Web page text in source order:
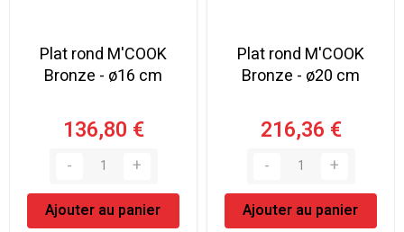
Plat rond M'COOK
Bronze - ø16 cm
136,80 €
Ajouter au panier
Plat rond M'COOK
Bronze - ø20 cm
216,36 €
Ajouter au panier